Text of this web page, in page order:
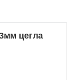
цегла